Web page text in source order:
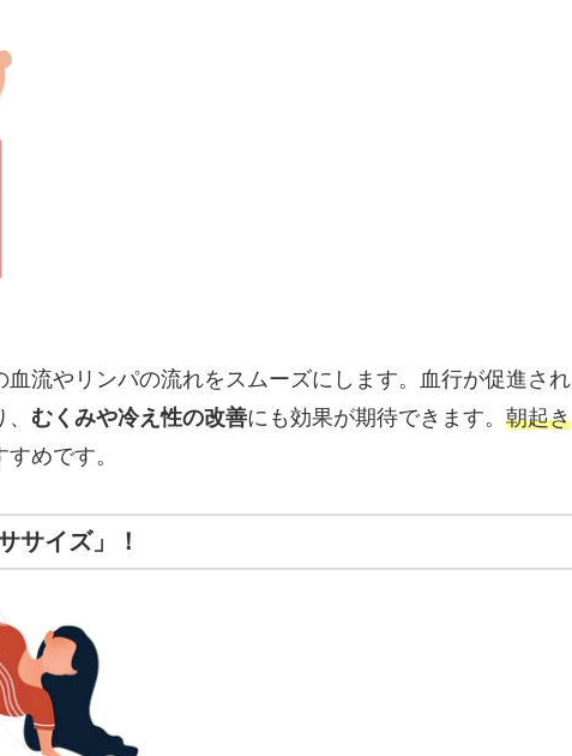
流やリンパの流れをスムーズにします。血行が促進され
むくみや冷え性の改善にも効果が期待できます。 朝起き
めです。
サイズ」！